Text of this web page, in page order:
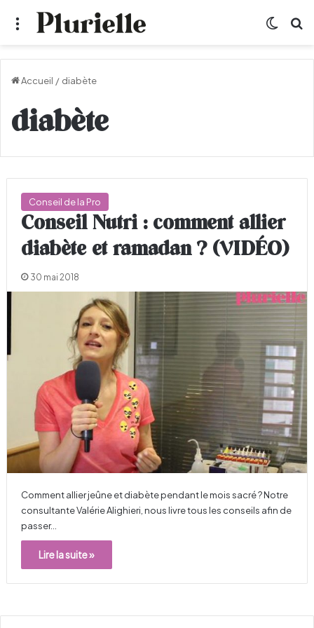
Menu
Accueil / diabète
diabète
Conseil de la Pro
Conseil Nutri : comment allier
diabète et ramadan ? (VIDÉO)
30 mai 2018
Comment allier jeûne et diabète pendant le mois sacré ? Notre
consultante Valérie Alighieri, nous livre tous les conseils afin de
passer…
Lire la suite »